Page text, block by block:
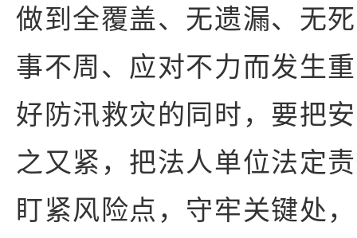
做到全覆盖、无遗漏、无
事不周、应对不力而发生
好防汛救灾的同时，要把
之又紧，把法人单位法定
盯紧风险点，守牢关键处